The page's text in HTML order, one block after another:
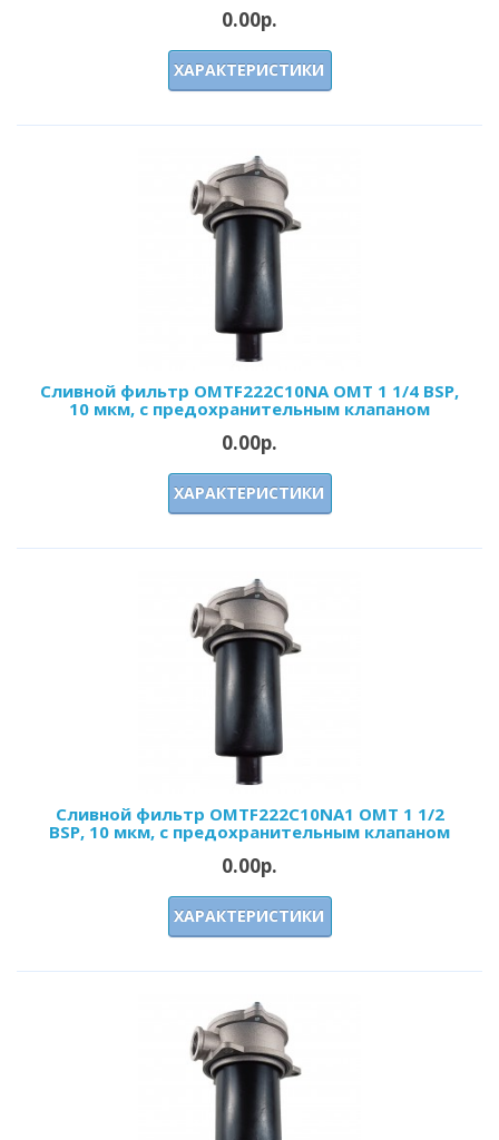
0.00р.
ХАРАКТЕРИСТИКИ
Сливной фильтр OMTF222С10NA OMT 1 1/4 BSP,
10 мкм, с предохранительным клапаном
0.00р.
ХАРАКТЕРИСТИКИ
Сливной фильтр OMTF222С10NA1 OMT 1 1/2
BSP, 10 мкм, с предохранительным клапаном
0.00р.
ХАРАКТЕРИСТИКИ